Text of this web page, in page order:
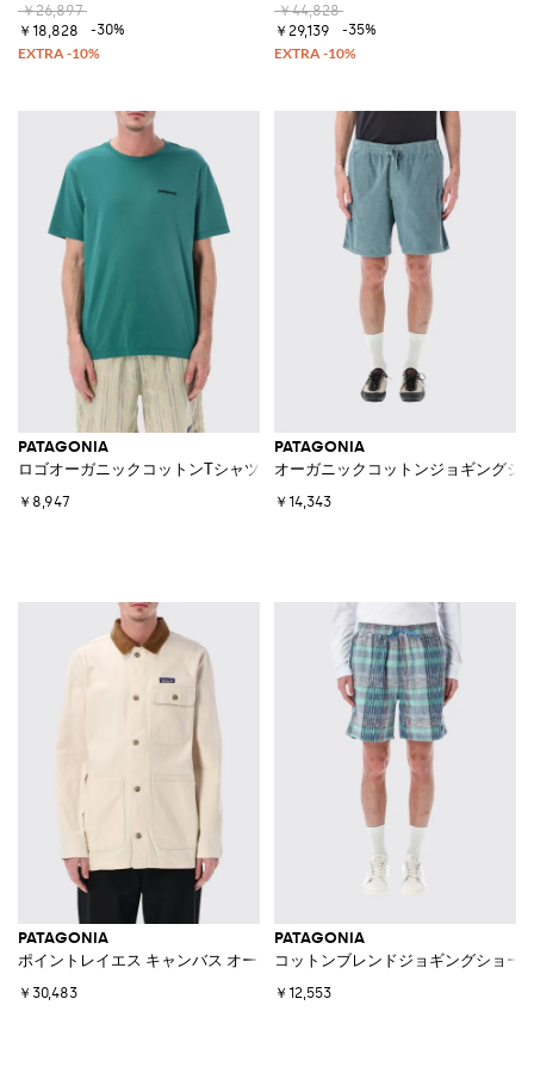
￥26,897
￥18,828
-30%
￥44,828
￥29,139
-35%
PATAGONIA
ロゴオーガニックコットンTシャツ
￥8,947
PATAGONIA
オーガニックコットンジョギングシ
￥14,343
PATAGONIA
ポイントレイエス キャンバス オーガニックコットンジャケット
￥30,483
PATAGONIA
コットンブレンドジョギングショー
￥12,553